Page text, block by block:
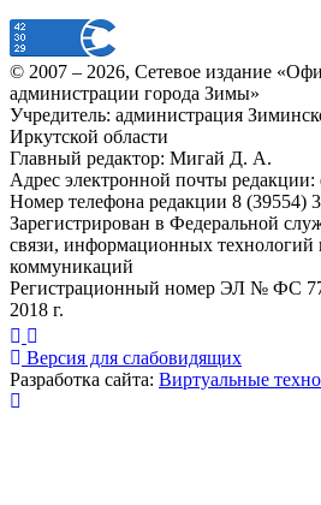
© 2007 – 2026, Сетевое издание
администрации города Зимы»
Учредитель: администрация
Иркутской области
Главный редактор: Мигай Д. А.
Адрес электронной почты редакции:
Номер телефона редакции 8 (39554)
Зарегистрирован в Федеральной
связи, информационных технологий
коммуникаций
Регистрационный номер ЭЛ № ФС
2018 г.
Версия для слабовидящих
Разработка сайта: Виртуальные